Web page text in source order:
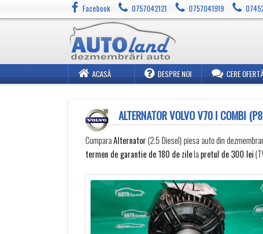
Facebook 0757042121 0757041919
ACASĂ DESPRE NOI CERE
ALTERNATOR VOLVO V70 I COMBI
CumparaAlternator (2.5 Diesel) piesa auto din
termen de garantie de 180 de zilela pretul de 300 lei